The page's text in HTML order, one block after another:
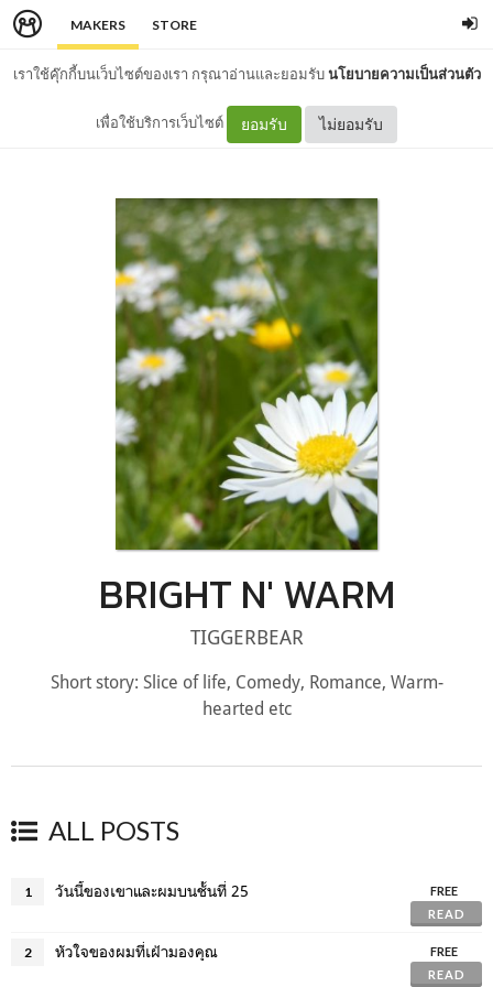
MAKERS STORE
เราใช้คุ๊กกี้บนเว็บไซต์ของเรา กรุณาอ่านและยอมรับนโยบายความเป็นส่วนตัว
เพื่อใช้บริการเว็บไซต์ ยอมรับ ไม่ยอมรับ
BRIGHT N' WARM
TIGGERBEAR
Short story: Slice of life, Comedy, Romance, Warm-
hearted etc
ALL POSTS
1 วันนี้ของเขาและผมบนชั้นที่ 25
FREE
READ
2 หัวใจของผมที่เฝ้ามองคุณ
FREE
READ